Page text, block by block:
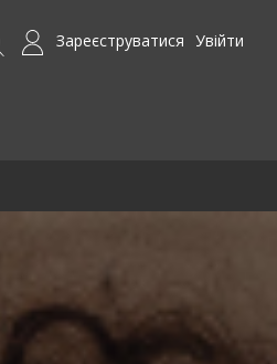
Увійти
Зареєструватися